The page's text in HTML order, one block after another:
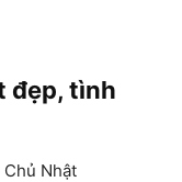
đẹp, tình
Nhật